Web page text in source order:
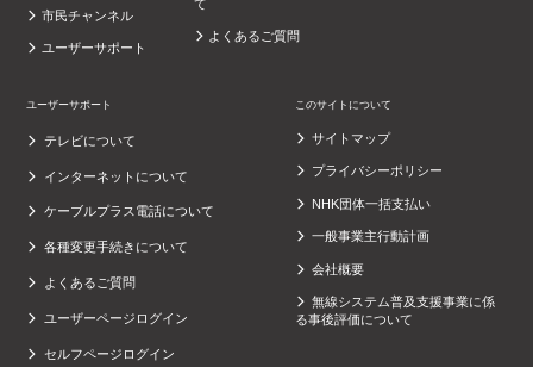
市民チャンネル
ユーザーサポート
て
よくあるご質問
ユーザーサポート
テレビについて
インターネットについて
ケーブルプラス電話について
各種変更手続きについて
よくあるご質問
ユーザーページログイン
セルフページログイン
このサイトについて
サイトマップ
プライバシーポリシー
NHK団体一括支払い
一般事業主行動計画
会社概要
無線システム普及支援事業に係
る事後評価について